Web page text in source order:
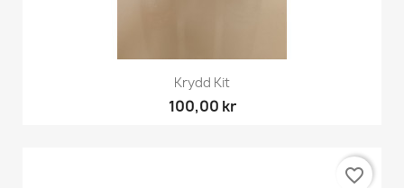
Krydd Kit
100,00 kr
favorite_border